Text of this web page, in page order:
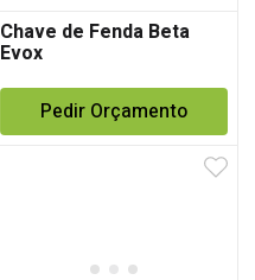
Chave de Fenda Beta
Evox
Pedir Orçamento